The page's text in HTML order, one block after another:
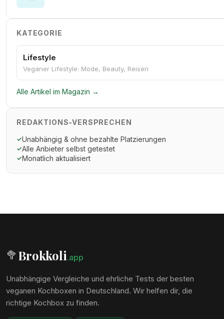
KATEGORIE
Lifestyle
Veganer Lifestyle: Mode, Beauty, Reisen
Alle Artikel im Magazin →
REDAKTIONS-VERSPRECHEN
✓Unabhängig & ohne bezahlte Platzierungen
✓Alle Anbieter selbst getestet
✓Monatlich aktualisiert
🥦Brokkoli.app
Unabhängige Vergleiche und ehrliche Tests der besten
veganen Kochboxen in Deutschland. Wir helfen dir, die
richtige Kochbox zu finden.